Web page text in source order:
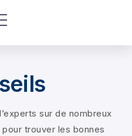
sur de nombreux
trouver les bonnes